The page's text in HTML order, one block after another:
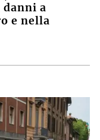
a
e nella